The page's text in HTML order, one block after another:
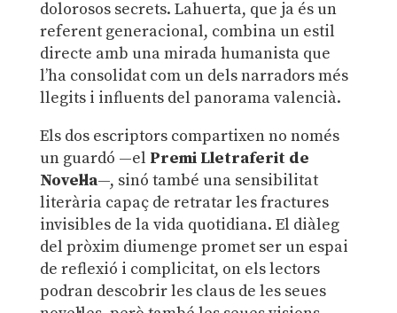
dolorosos secrets. Lahuerta, que ja és un
referent generacional, combina un estil
directe amb una mirada humanista que
l’ha consolidat com un dels narradors més
llegits i influents del panorama valencià.
Els dos escriptors compartixen no només
un guardó —el Premi Lletraferit de
Novel·la—, sinó també una sensibilitat
literària capaç de retratar les fractures
invisibles de la vida quotidiana. El diàleg
del pròxim diumenge promet ser un espai
de reflexió i complicitat, on els lectors
podran descobrir les claus de les seues